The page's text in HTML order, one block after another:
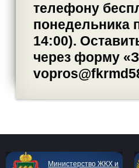
телефону
понедельника
14:00).
через форму
Министерство ЖКХ и